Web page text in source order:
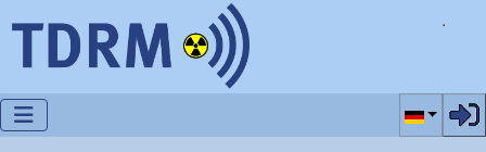
Sprache